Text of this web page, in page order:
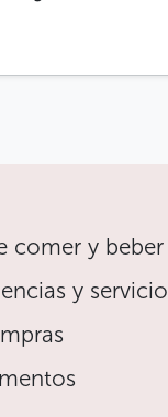
comer y beber
y